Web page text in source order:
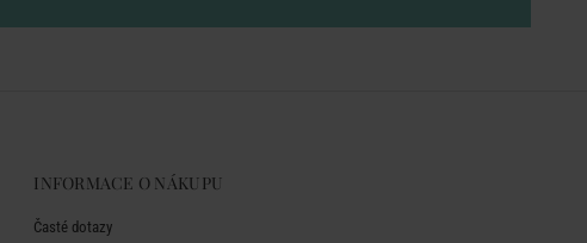
INFORMACE O NÁKUPU
Časté dotazy